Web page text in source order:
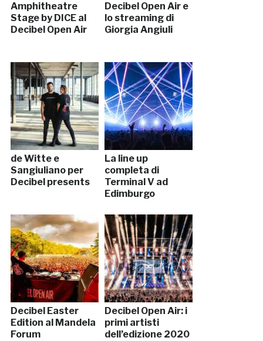
Amphitheatre
Stage by DICE al
Decibel Open Air
Decibel Open Air e
lo streaming di
Giorgia Angiuli
de Witte e
Sangiuliano per
Decibel presents
La line up
completa di
Terminal V ad
Edimburgo
Decibel Easter
Edition al Mandela
Forum
Decibel Open Air: i
primi artisti
dell’edizione 2020